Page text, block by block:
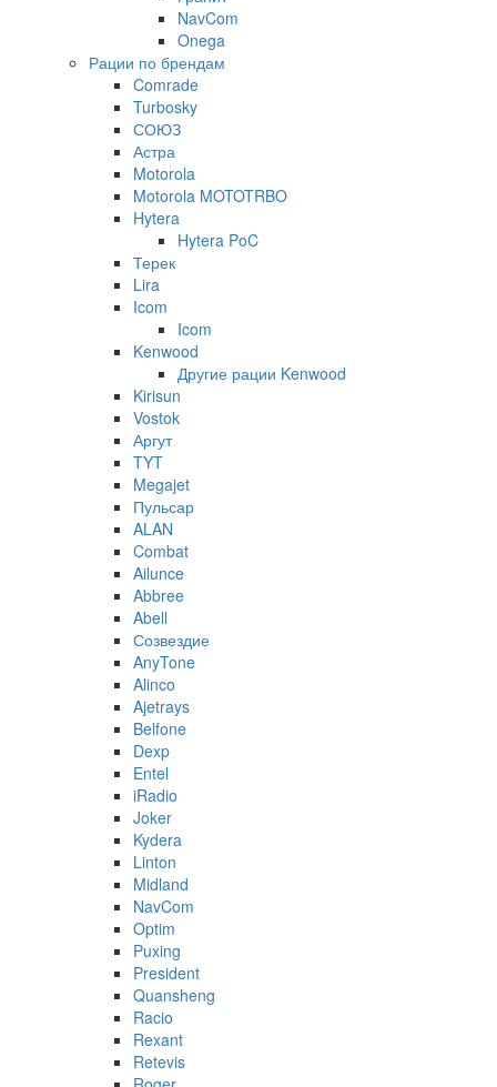
NavCom
Onega
Рации по брендам
Comrade
Turbosky
СОЮЗ
Астра
Motorola
Motorola MOTOTRBO
Hytera
Hytera PoC
Терек
Lira
Icom
Icom
Kenwood
Другие рации Kenwood
Kirisun
Vostok
Аргут
TYT
Megajet
Пульсар
ALAN
Combat
Ailunce
Abbree
Abell
Созвездие
AnyTone
Alinco
Ajetrays
Belfone
Dexp
Entel
iRadio
Joker
Kydera
Linton
Midland
NavCom
Optim
Puxing
President
Quansheng
Racio
Rexant
Retevis